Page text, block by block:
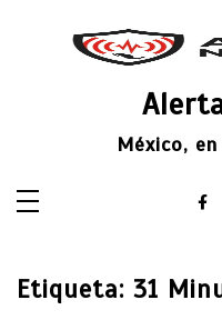
México,
Etiqueta: 31